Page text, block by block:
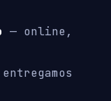
— online,